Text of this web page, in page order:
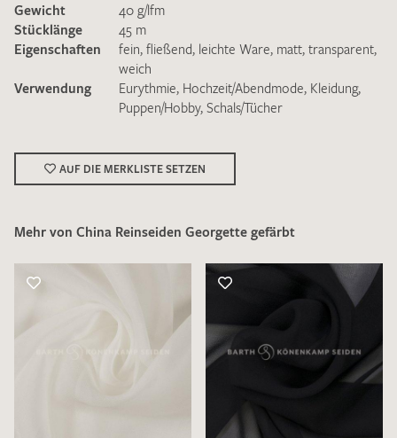
Ich bin damit einverstanden, dass meine angegebenen Daten
zur Beantwortung meiner Musteranfrage genutzt werden.
DieDatenschutzbestimmungenhabe ich zur Kenntnis
genommen und akzeptiere diese.
Gewicht
40 g/lfm
Stücklänge
45 m
Eigenschaften
fein, fließend, leichte Ware, matt, transparent,
weich
Verwendung
Eurythmie, Hochzeit/Abendmode, Kleidung,
Puppen/Hobby, Schals/Tücher
AUF DIE MERKLISTE SETZEN
Mehr von China Reinseiden Georgette gefärbt